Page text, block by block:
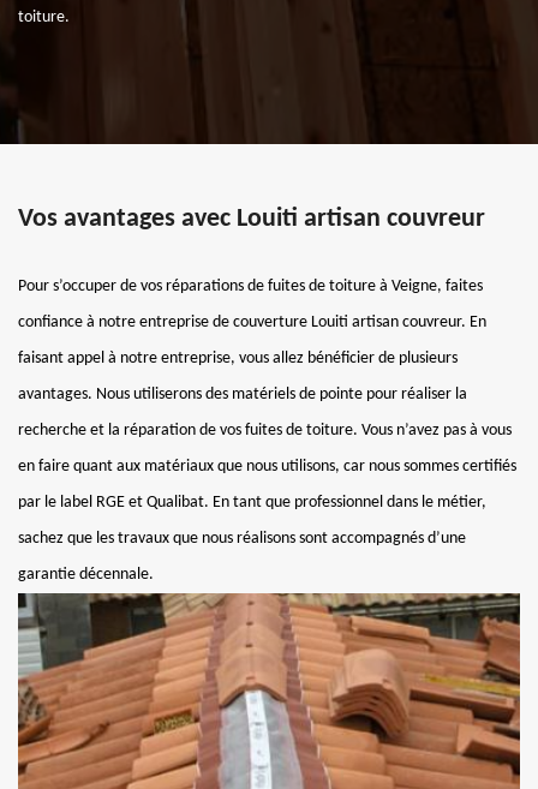
toiture.
Vos avantages avec Louiti artisan couvreur
Pour s’occuper de vos réparations de fuites de toiture à Veigne, faites
confiance à notre entreprise de couverture Louiti artisan couvreur. En
faisant appel à notre entreprise, vous allez bénéficier de plusieurs
avantages. Nous utiliserons des matériels de pointe pour réaliser la
recherche et la réparation de vos fuites de toiture. Vous n’avez pas à vous
en faire quant aux matériaux que nous utilisons, car nous sommes certifiés
par le label RGE et Qualibat. En tant que professionnel dans le métier,
sachez que les travaux que nous réalisons sont accompagnés d’une
garantie décennale.